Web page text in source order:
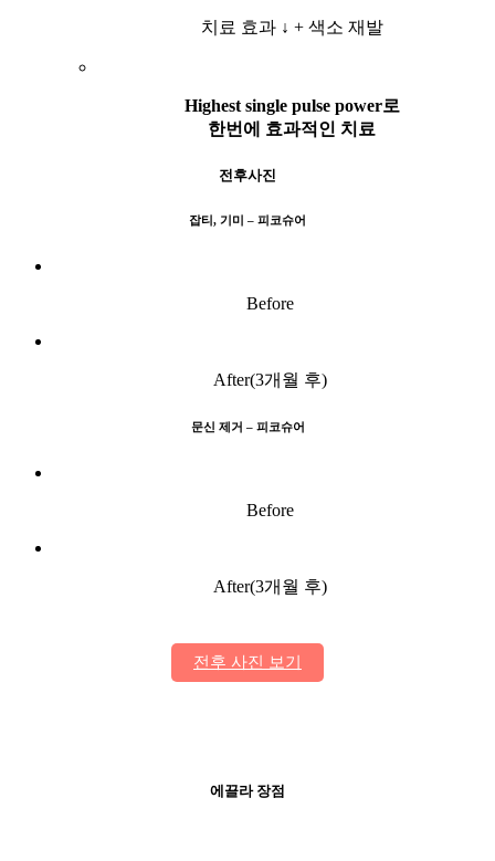
치료 효과 ↓ + 색소 재발
Highest single pulse power로
한번에 효과적인 치료
전후사진
잡티, 기미 – 피코슈어
Before
After(3개월 후)
문신 제거 – 피코슈어
Before
After(3개월 후)
전후 사진 보기
에끌라 장점